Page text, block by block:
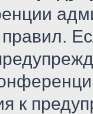
правил.
к